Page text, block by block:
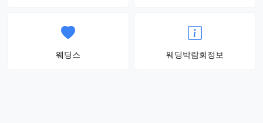
웨딩스 웨딩박람회정보